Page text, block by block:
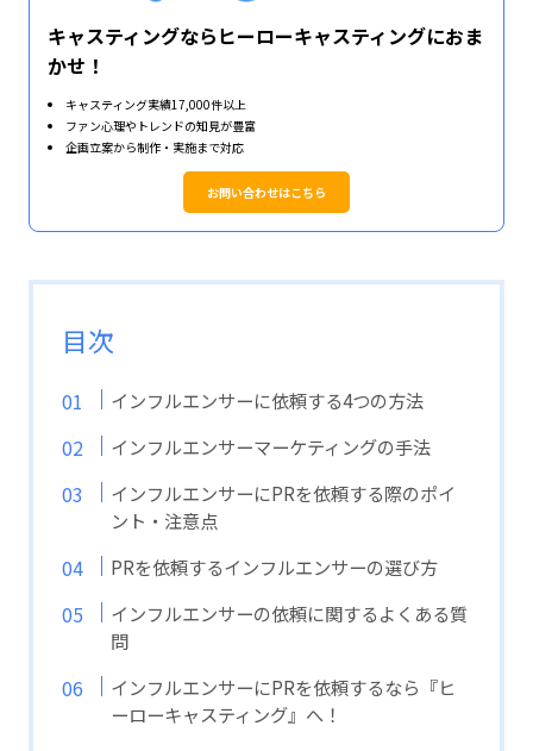
キャスティングならヒーローキャスティングにおま
かせ！
キャスティング実績17,000件以上
ファン心理やトレンドの知見が豊富
企画立案から制作・実施まで対応
お問い合わせはこちら
目次
インフルエンサーに依頼する4つの方法
インフルエンサーマーケティングの手法
インフルエンサーにPRを依頼する際のポイ
ント・注意点
PRを依頼するインフルエンサーの選び方
インフルエンサーの依頼に関するよくある質
問
インフルエンサーにPRを依頼するなら『ヒ
ーローキャスティング』へ！